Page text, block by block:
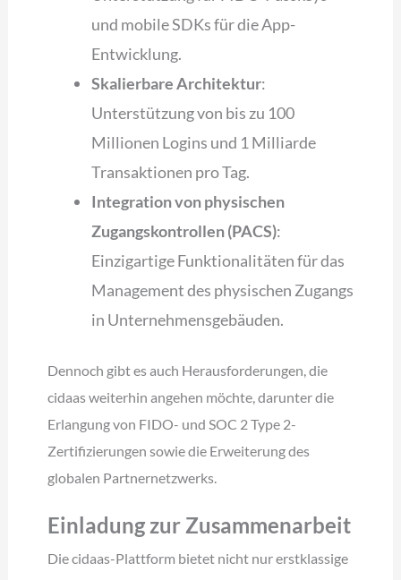
und mobile SDKs für die App-
Entwicklung.
Skalierbare Architektur:
Unterstützung von bis zu 100
Millionen Logins und 1 Milliarde
Transaktionen pro Tag.
Integration von physischen
Zugangskontrollen (PACS):
Einzigartige Funktionalitäten für das
Management des physischen Zugangs
in Unternehmensgebäuden.
Dennoch gibt es auch Herausforderungen, die
cidaas weiterhin angehen möchte, darunter die
Erlangung von FIDO- und SOC 2 Type 2-
Zertifizierungen sowie die Erweiterung des
globalen Partnernetzwerks.
Einladung zur Zusammenarbeit
Die cidaas-Plattform bietet nicht nur erstklassige